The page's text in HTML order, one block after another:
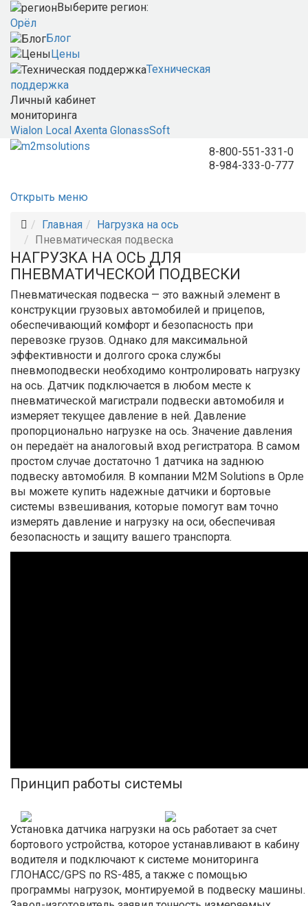
Выберите регион:
Орёл
Блог
Цены
Техническая
поддержка
Личный кабинет
мониторинга
Wialon Local Axenta GlonassSoft
8-800-551-331-0
8-984-333-0-777
Открыть меню
Главная
Нагрузка на ось
Пневматическая подвеска
НАГРУЗКА НА ОСЬ ДЛЯ
ПНЕВМАТИЧЕСКОЙ ПОДВЕСКИ
Пневматическая подвеска — это важный элемент в
конструкции грузовых автомобилей и прицепов,
обеспечивающий комфорт и безопасность при
перевозке грузов. Однако для максимальной
эффективности и долгого срока службы
пневмоподвески необходимо контролировать нагрузку
на ось. Датчик подключается в любом месте к
пневматической магистрали подвески автомобиля и
измеряет текущее давление в ней. Давление
пропорционально нагрузке на ось. Значение давления
он передаёт на аналоговый вход регистратора. В самом
простом случае достаточно 1 датчика на заднюю
подвеску автомобиля. В компании M2M Solutions в Орле
вы можете купить надежные датчики и бортовые
системы взвешивания, которые помогут вам точно
измерять давление и нагрузку на оси, обеспечивая
безопасность и защиту вашего транспорта.
Принцип работы системы
Установка датчика нагрузки на ось работает за счет
бортового устройства, которое устанавливают в кабину
водителя и подключают к системе мониторинга
ГЛОНАСС/GPS по RS-485, а также с помощью
программы нагрузок, монтируемой в подвеску машины.